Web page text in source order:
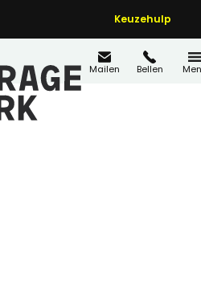
Keuzehulp
Mailen Bellen